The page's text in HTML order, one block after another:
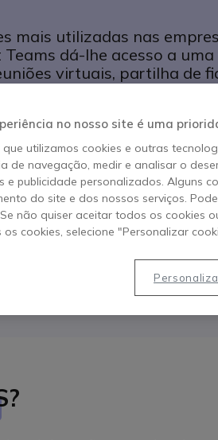
mais utilizadas nas
dá-lhe acesso a
virtuais, partilha de
dicas e truques para
de saber para
utilização do Microsoft
no nosso site é uma
que utilizamos cookies e outras
de navegação, medir e analisar o
e publicidade personalizados. Alguns
do site e dos nossos serviços.
Se não quiser aceitar todos os cookies
os cookies, selecione "Personalizar